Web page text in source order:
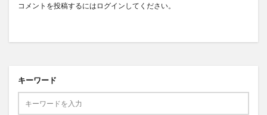
コメントを投稿するには ログイン してください。
キーワード